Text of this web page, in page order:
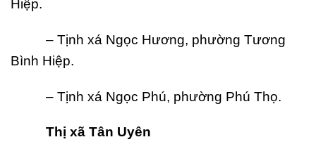
Hiệp.
– Tịnh xá Ngọc Hương, phường Tương
Bình Hiệp.
– Tịnh xá Ngọc Phú, phường Phú Thọ.
Thị xã Tân Uyên